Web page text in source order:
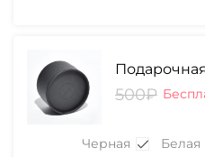
500₽
Черная Белая